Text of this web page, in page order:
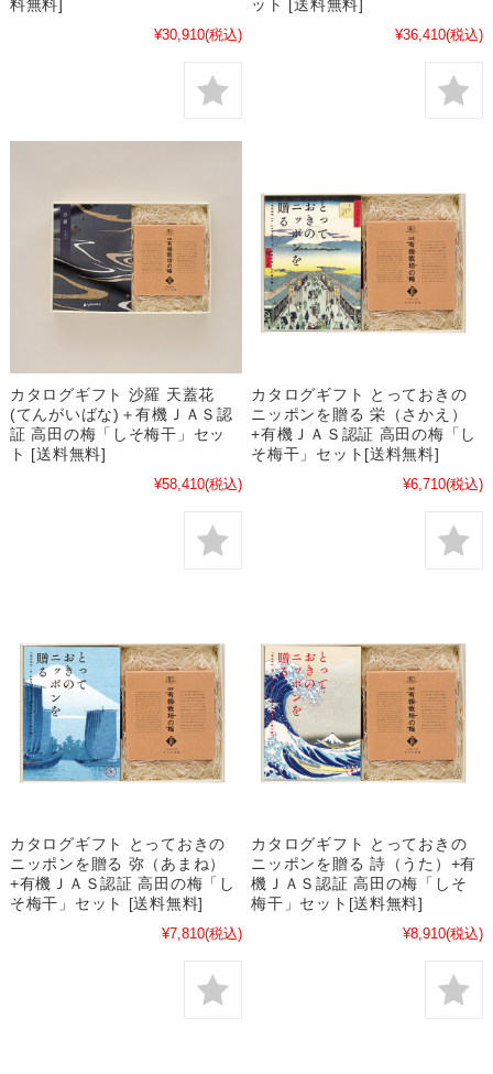
料無料]
¥30,910(税込)
ット [送料無料]
¥36,410(税込)
カタログギフト 沙羅 天蓋花
(てんがいばな)＋有機ＪＡＳ認
証 高田の梅「しそ梅干」セッ
ト [送料無料]
¥58,410(税込)
カタログギフト とっておきの
ニッポンを贈る 栄（さかえ）
+有機ＪＡＳ認証 高田の梅「し
そ梅干」セット[送料無料]
¥6,710(税込)
カタログギフト とっておきの
ニッポンを贈る 弥（あまね）
+有機ＪＡＳ認証 高田の梅「し
そ梅干」セット [送料無料]
¥7,810(税込)
カタログギフト とっておきの
ニッポンを贈る 詩（うた）+有
機ＪＡＳ認証 高田の梅「しそ
梅干」セット[送料無料]
¥8,910(税込)